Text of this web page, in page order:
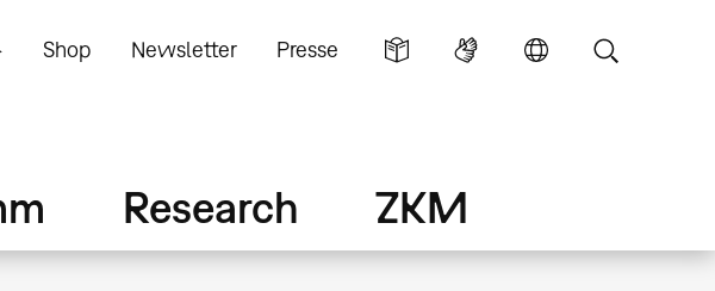
Shop Newsletter Presse
Research ZKM